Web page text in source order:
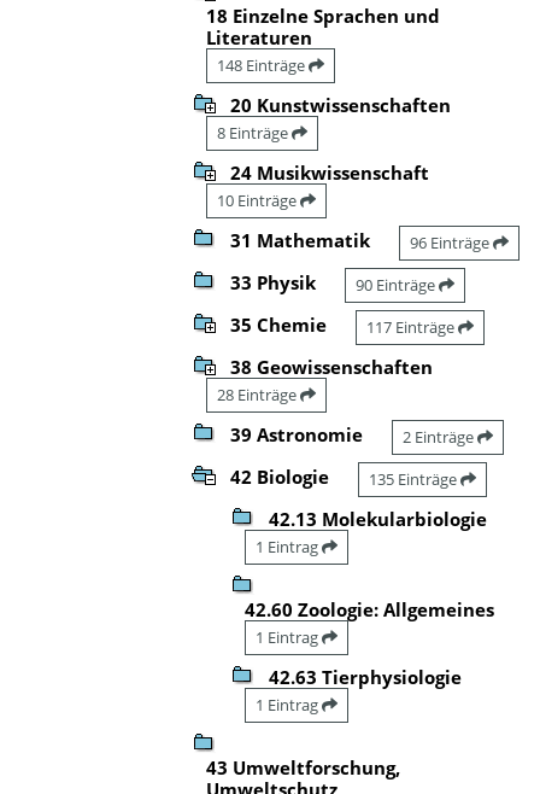
18 Einzelne Sprachen und
Literaturen
148 Einträge
20 Kunstwissenschaften
8 Einträge
24 Musikwissenschaft
10 Einträge
31 Mathematik 96 Einträge
33 Physik 90 Einträge
35 Chemie 117 Einträge
38 Geowissenschaften
28 Einträge
39 Astronomie 2 Einträge
42 Biologie 135 Einträge
42.13 Molekularbiologie
1 Eintrag
42.60 Zoologie: Allgemeines
1 Eintrag
42.63 Tierphysiologie
1 Eintrag
43 Umweltforschung,
Umweltschutz